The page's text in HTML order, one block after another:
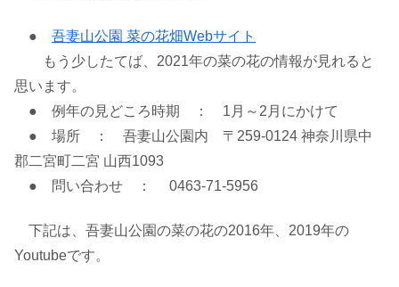
● 吾妻山公園 菜の花畑Webサイト
もう少したてば、2021年の菜の花の情報が見れると
思います。
● 例年の見どころ時期 ： 1月～2月にかけて
● 場所 ： 吾妻山公園内 〒259-0124 神奈川県中
郡二宮町二宮 山西1093
● 問い合わせ ： 0463-71-5956
下記は、吾妻山公園の菜の花の2016年、2019年の
Youtubeです。